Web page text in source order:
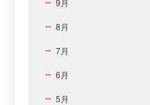
9月
8月
7月
6月
5月